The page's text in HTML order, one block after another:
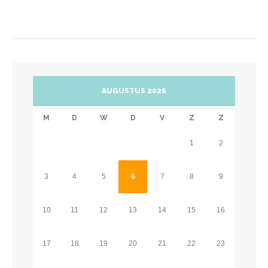
AUGUSTUS 2026
M D W D V Z Z
1 2
3 4 5 6 7 8 9
10 11 12 13 14 15 16
17 18 19 20 21 22 23